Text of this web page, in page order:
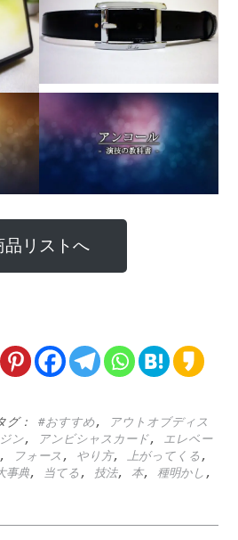
品リストへ
グ： #おすすめ,
アウトオブディス
ン, アンビシャスカード,
エレベー
, フォース , やり方, 上がってくる ,
事典, 当てる , 技法, 本, 種明かし ,